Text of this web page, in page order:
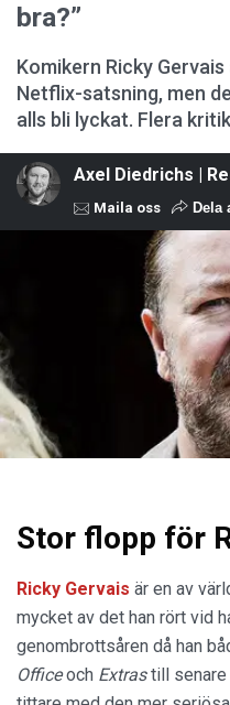
bra?”
Komikern Ricky
Netflix-satsning, men
alls bli lyckat. Flera
Axel Diedrichs |
Maila oss Dela
Stor flopp för
Ricky Gervais är en av
mycket av det han rört vid
genombrottsåren då han
Officeoch Extrastill senare